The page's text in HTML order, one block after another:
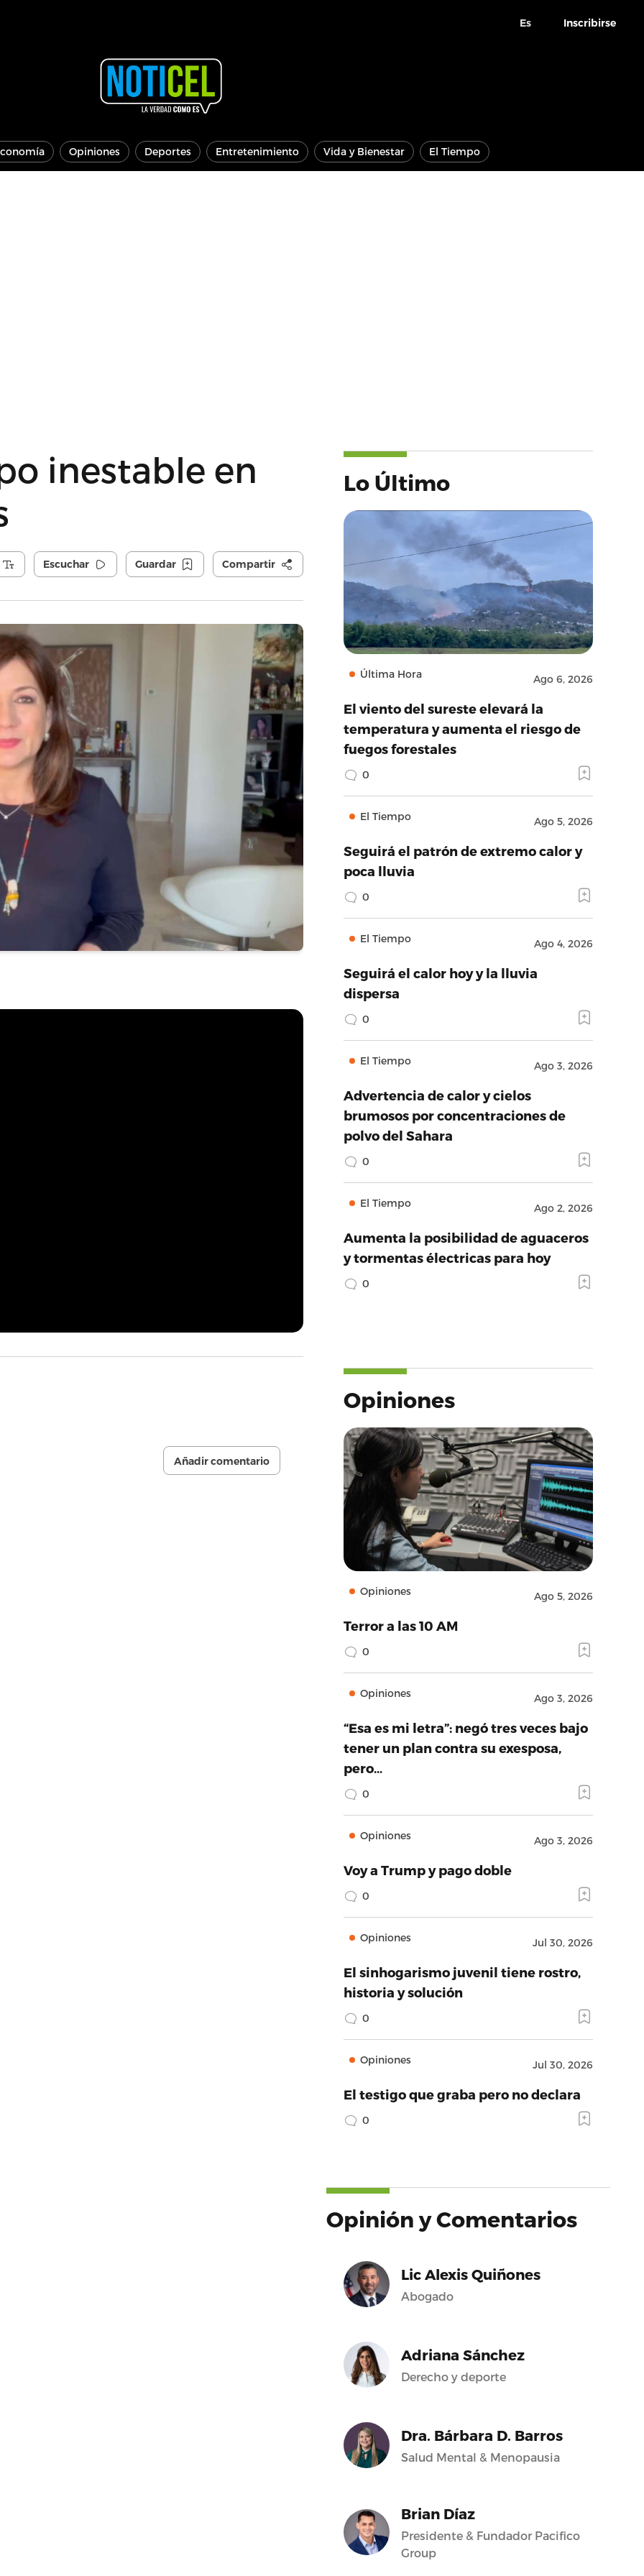
Es Inscribirse
Opiniones Deportes Entretenimiento Vida y Bienestar El Tiempo
inestable en
Escuchar Guardar Compartir
Añadir comentario
Lo Último
Última Hora Ago 6, 2026
El viento del sureste elevará la
temperatura y aumenta el riesgo de
fuegos forestales
0
El Tiempo Ago 5, 2026
Seguirá el patrón de extremo calor y
poca lluvia
0
El Tiempo Ago 4, 2026
Seguirá el calor hoy y la lluvia
dispersa
0
El Tiempo Ago 3, 2026
Advertencia de calor y cielos
brumosos por concentraciones de
polvo del Sahara
0
El Tiempo Ago 2, 2026
Aumenta la posibilidad de aguaceros
y tormentas électricas para hoy
0
Opiniones
Opiniones Ago 5, 2026
Terror a las 10 AM
0
Opiniones Ago 3, 2026
“Esa es mi letra”: negó tres veces bajo
tener un plan contra su exesposa,
pero…
0
Opiniones Ago 3, 2026
Voy a Trump y pago doble
0
Opiniones Jul 30, 2026
El sinhogarismo juvenil tiene rostro,
historia y solución
0
Opiniones Jul 30, 2026
El testigo que graba pero no declara
0
Opinión y Comentarios
Lic Alexis Quiñones
Abogado
Adriana Sánchez
Derecho y deporte
Dra. Bárbara D. Barros
Salud Mental & Menopausia
Brian Díaz
Presidente & Fundador Pacifico
Group